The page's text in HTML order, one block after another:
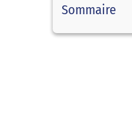
Sommaire